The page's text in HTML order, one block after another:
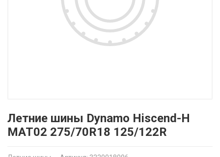
Летние шины Dynamo Hiscend-H
MAT02 275/70R18 125/122R